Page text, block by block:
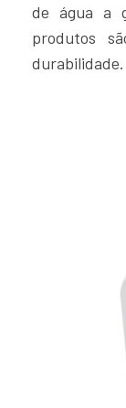
de água a
produtos
durabilidade.